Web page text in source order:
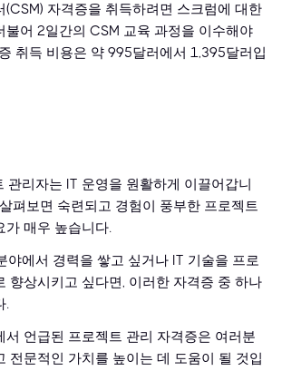
(CSM) 자격증을 취득하려면 스크럼에 대한
불어 2일간의 CSM 교육 과정을 이수해야
취득 비용은 약 995달러에서 1,395달러입
관리자는 IT 운영을 원활하게 이끌어갑니
펴보면 숙련되고 경험이 풍부한 프로젝트
가 매우 높습니다.
야에서 경력을 쌓고 싶거나 IT 기술을 프로
향상시키고 싶다면, 이러한 자격증 중 하나
.
서 언급된 프로젝트 관리 자격증은 여러분
전문적인 가치를 높이는 데 도움이 될 것입